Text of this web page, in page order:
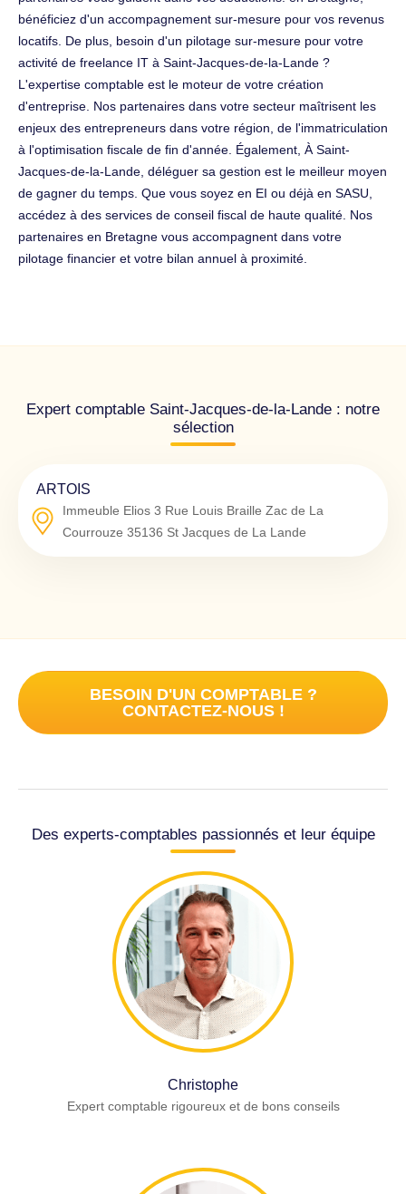
bénéficiez d'un accompagnement sur-mesure pour vos revenus
locatifs. De plus, besoin d'un pilotage sur-mesure pour votre
activité de freelance IT à Saint-Jacques-de-la-Lande ?
L'expertise comptable est le moteur de votre création
d'entreprise. Nos partenaires dans votre secteur maîtrisent les
enjeux des entrepreneurs dans votre région, de l'immatriculation
à l'optimisation fiscale de fin d'année. Également, À Saint-
Jacques-de-la-Lande, déléguer sa gestion est le meilleur moyen
de gagner du temps. Que vous soyez en EI ou déjà en SASU,
accédez à des services de conseil fiscal de haute qualité. Nos
partenaires en Bretagne vous accompagnent dans votre
pilotage financier et votre bilan annuel à proximité.
Expert comptable Saint-Jacques-de-la-Lande : notre
sélection
ARTOIS
Immeuble Elios 3 Rue Louis Braille Zac de La
Courrouze 35136 St Jacques de La Lande
BESOIN D'UN COMPTABLE ?
CONTACTEZ-NOUS !
Des experts-comptables passionnés et leur équipe
Christophe
Expert comptable rigoureux et de bons conseils